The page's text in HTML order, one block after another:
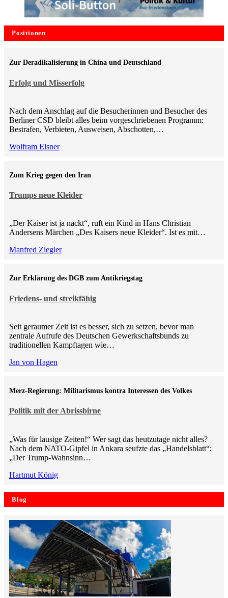
Positionen
Erfolg und Misserfolg
Zur Deradikalisierung in China und Deutschland
Nach dem Anschlag auf die Besucherinnen und Besucher des
Berliner CSD bleibt alles beim vorgeschriebenen Programm:
Bestrafen, Verbieten, Ausweisen, Abschotten,…
Wolfram Elsner
Trumps neue Kleider
Zum Krieg gegen den Iran
„Der Kaiser ist ja nackt“, ruft ein Kind in Hans Christian
Andersens Märchen „Des Kaisers neue Kleider“. Ist es mit…
Manfred Ziegler
Friedens- und streikfähig
Zur Erklärung des DGB zum Antikriegstag
Seit geraumer Zeit ist es besser, sich zu setzen, bevor man
zentrale Aufrufe des Deutschen Gewerkschaftsbunds zu
traditionellen Kampftagen wie…
Jan von Hagen
Politik mit der Abrissbirne
Merz-Regierung: Militarismus kontra Inte­ressen des Volkes
„Was für lausige Zeiten!“ Wer sagt das heutzutage nicht alles?
Nach dem NATO-Gipfel in Ankara seufzte das „Handelsblatt“:
„Der Trump-Wahnsinn…
Hartmut König
Blog